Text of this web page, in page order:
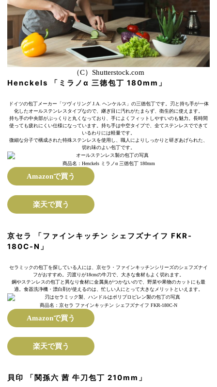
（C）Shutterstock.com
Henckels 「ミラノα 三徳包丁 180mm」
ドイツの包丁メーカー「ツヴィリング J.A. ヘンケルス」の三徳包丁です。刃と持ち手が一体
化したオールステンレスタイプなので、継ぎ目に汚れがたまらず、衛生的に使えます。
持ち手の中央部がぷっくりと丸くなっており、手によくフィットしやすいのも魅力。長時間
使っても疲れにくい仕様になっています。持ち手は中空タイプで、全てステンレスでできて
いるわりには軽量です。
微細な分子で構成された特殊ステンレスを使用し、職人によりしっかりと研ぎあげられた、
切れ味のよい包丁です。
商品名：Henckels ミラノα 三徳包丁 180mm
Amazonで買う
楽天で買う
京セラ 「ファインキッチン シェフズナイフ FKR-
180C-N」
セラミックの包丁を探している人には、京セラ・ファインキッチンシリーズのシェフズナイ
フがおすすめ。刃渡りが18cmの牛刀で、大きな食材もよく切れます。
鋼やステンレスの包丁と異なり食材に金属臭がつかないので、野菜や果物のカットにも最
適。食器洗浄機・漂白剤が使えるのは、忙しい人にとって大きなメリットといえます。
商品名：京セラ ファインキッチン シェフズナイフ FKR-180C-N
Amazonで買う
楽天で買う
貝印 「関孫六 茜 牛刀包丁 210mm」